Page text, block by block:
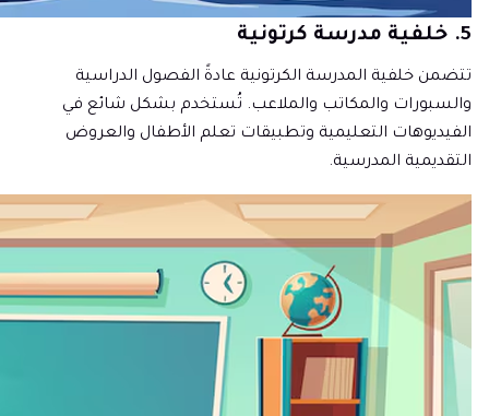
5. خلفية مدرسة كرتونية
تتضمن خلفية المدرسة الكرتونية عادةً الفصول الدراسية
والسبورات والمكاتب والملاعب. تُستخدم بشكل شائع في
الفيديوهات التعليمية وتطبيقات تعلم الأطفال والعروض
التقديمية المدرسية.